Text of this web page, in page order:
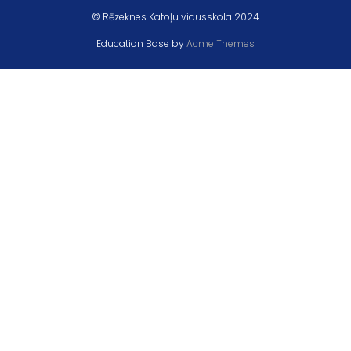
© Rēzeknes Katoļu vidusskola 2024
Education Base byAcme Themes